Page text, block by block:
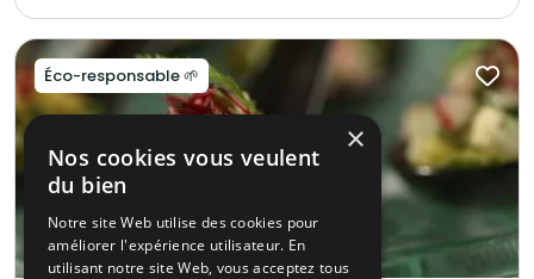
Éco-responsable 🌱
×
Nos cookies vous veulent
du bien
Notre site Web utilise des cookies pour
améliorer l'expérience utilisateur. En
utilisant notre site Web, vous acceptez tous